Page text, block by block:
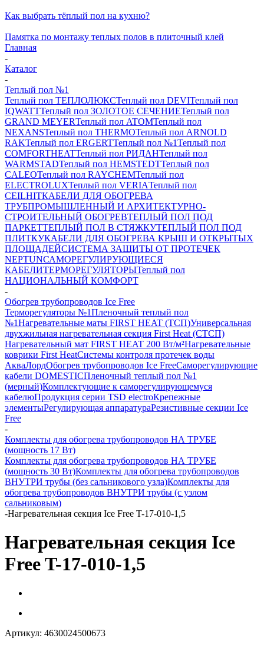
Как выбрать тёплый пол на кухню?
Памятка по монтажу теплых полов в плиточный клей
Главная
-
Каталог
-
Теплый пол №1
Теплый пол ТЕПЛОЛЮКСТеплый пол DEVIТеплый пол
IQWATTТеплый пол ЗОЛОТОЕ СЕЧЕНИЕТеплый пол
GRAND MEYERТеплый пол ATOMТеплый пол
NEXANSТеплый пол THERMOТеплый пол ARNOLD
RAKТеплый пол ERGERTТеплый пол №1Теплый пол
COMFORTHEATТеплый пол РИДАНТеплый пол
WARMSTADТеплый пол HEMSTEDTТеплый пол
CALEOТеплый пол RAYCHEMТеплый пол
ELECTROLUXТеплый пол VERIAТеплый пол
CEILHITКАБЕЛИ ДЛЯ ОБОГРЕВА
ТРУБПРОМЫШЛЕННЫЙ И АРХИТЕКТУРНО-
СТРОИТЕЛЬНЫЙ ОБОГРЕВТЕПЛЫЙ ПОЛ ПОД
ПАРКЕТТЕПЛЫЙ ПОЛ В СТЯЖКУТЕПЛЫЙ ПОЛ ПОД
ПЛИТКУКАБЕЛИ ДЛЯ ОБОГРЕВА КРЫШ И ОТКРЫТЫХ
ПЛОЩАДЕЙСИСТЕМА ЗАЩИТЫ ОТ ПРОТЕЧЕК
NEPTUNСАМОРЕГУЛИРУЮЩИЕСЯ
КАБЕЛИТЕРМОРЕГУЛЯТОРЫТеплый пол
НАЦИОНАЛЬНЫЙ КОМФОРТ
-
Обогрев трубопроводов Ice Free
Терморегуляторы №1Пленочный теплый пол
№1Нагревательные маты FIRST HEAT (ТСП)Универсальная
двухжильная нагревательная секция First Heat (СТСП)
Нагревательный мат FIRST HEAT 200 Вт/м²Нагревательные
коврики First HeatСистемы контроля протечек воды
АкваЛордОбогрев трубопроводов Ice FreeСаморегулирующие
кабели DOMESTICПленочный теплый пол №1
(мерный)Комплектующие к саморегулирующемуся
кабелюПродукция серии TSD electroКрепежные
элементыРегулирующая аппаратураРезистивные секции Ice
Free
-
Комплекты для обогрева трубопроводов НА ТРУБЕ
(мощность 17 Вт)
Комплекты для обогрева трубопроводов НА ТРУБЕ
(мощность 30 Вт)Комплекты для обогрева трубопроводов
ВНУТРИ трубы (без сальникового узла)Комплекты для
обогрева трубопроводов ВНУТРИ трубы (с узлом
сальниковым)
-Нагревательная секция Ice Free T-17-010-1,5
Нагревательная секция Ice
Free T-17-010-1,5
Артикул: 4630024500673